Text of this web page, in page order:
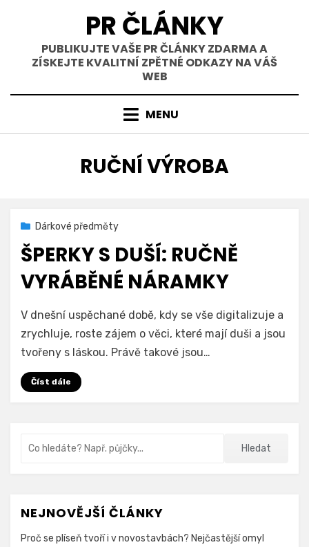
PR ČLÁNKY
PUBLIKUJTE VAŠE PR ČLÁNKY ZDARMA A
ZÍSKEJTE KVALITNÍ ZPĚTNÉ ODKAZY NA VÁŠ
WEB
MENU
ŠTÍTEK
:
RUČNÍ VÝROBA
Zveřejněno
dne
15. 8. 2025
Dárkové předměty
ŠPERKY S DUŠÍ: RUČNĚ
VYRÁBĚNÉ NÁRAMKY
Autor Certom
Přidat komentář
s
duší:
V dnešní uspěchané době, kdy se vše digitalizuje a
zrychluje, roste zájem o věci, které mají duši a jsou
tvořeny s láskou. Právě takové jsou…
Číst dále
Hledat
NEJNOVĚJŠÍ ČLÁNKY
Proč se plíseň tvoří i v novostavbách? Nejčastější omyl